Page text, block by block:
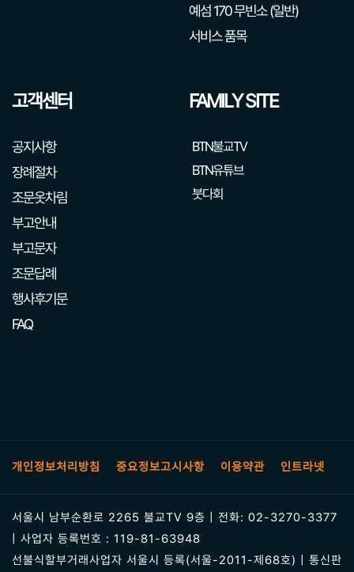
예섬 170 무빈소 (일반)
서비스 품목
고객센터
공지사항
장례절차
조문옷차림
부고안내
부고문자
조문답례
행사후기문
FAQ
FAMILY SITE
BTN불교TV
BTN유튜브
붓다회
개인정보처리방침 중요정보고시사항 이용약관 인트라넷
서울시 남부순환로 2265 불교TV 9층 | 전화: 02-3270-3377
| 사업자 등록번호 : 119-81-63948
선불식할부거래사업자 서울시 등록(서울-2011-제68호) | 통신판